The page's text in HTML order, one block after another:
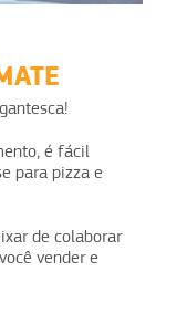
é fácil
para pizza e
de colaborar
vender e